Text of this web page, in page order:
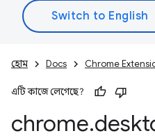
হোম Docs Chrome
এটি কাজে লেগেছে?
chrome.